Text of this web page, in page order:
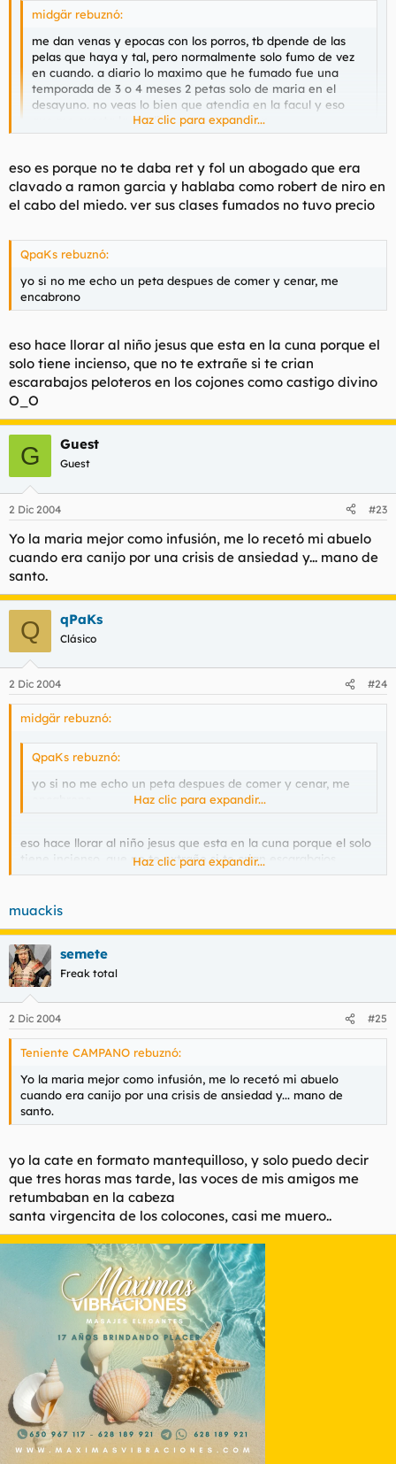
midgär rebuznó:
me dan venas y epocas con los porros, tb dpende de las
pelas que haya y tal, pero normalmente solo fumo de vez
en cuando. a diario lo maximo que he fumado fue una
temporada de 3 o 4 meses 2 petas solo de maria en el
desayuno. no veas lo bien que atendia en la facul y eso
que me cuesta la de dios prestar atencion
fumada
menudos desayunos los tuyos chiquilla
yo voy con dos petas fumaos pa clase y hasta 6 horas mas
Haz clic para expandir...
eso es porque no te daba ret y fol un abogado que era
clavado a ramon garcia y hablaba como robert de niro en
el cabo del miedo. ver sus clases fumados no tuvo precio
QpaKs rebuznó:
yo si no me echo un peta despues de comer y cenar, me
encabrono
eso hace llorar al niño jesus que esta en la cuna porque el
solo tiene incienso, que no te extrañe si te crian
escarabajos peloteros en los cojones como castigo divino
O_O
G Guest
Guest
2 Dic 2004 #23
Yo la maria mejor como infusión, me lo recetó mi abuelo
cuando era canijo por una crisis de ansiedad y... mano de
santo.
Q qPaKs
Clásico
2 Dic 2004 #24
midgär rebuznó:
QpaKs rebuznó:
yo si no me echo un peta despues de comer y cenar, me
Haz clic para expandir...
eso hace llorar al niño jesus que esta en la cuna porque el solo
tiene incienso, que no te extrañe si te crian escarabajos
peloteros en los cojones como castigo divino O_O
Haz clic para expandir...
muackis
semete
Freak total
2 Dic 2004 #25
Teniente CAMPANO rebuznó:
Yo la maria mejor como infusión, me lo recetó mi abuelo
cuando era canijo por una crisis de ansiedad y... mano de
santo.
yo la cate en formato mantequilloso, y solo puedo decir
que tres horas mas tarde, las voces de mis amigos me
retumbaban en la cabeza
santa virgencita de los colocones, casi me muero..